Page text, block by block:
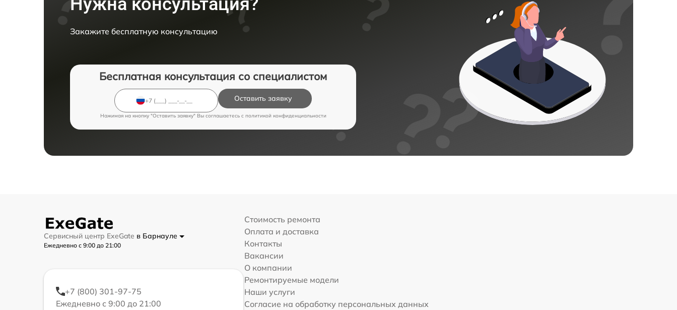
Закажите бесплатную консультацию
Бесплатная консультация со специалистом
Оставить заявку
Нажимая на кнопку "Оставить заявку" Вы соглашаетесь c политикой конфиденциальности
Сервисный центр ExeGate в Барнауле
Ежедневно с 9:00 до 21:00
+7 (800) 301-97-75
Ежедневно с 9:00 до 21:00
Стоимость ремонта
Оплата и доставка
Контакты
Вакансии
О компании
Ремонтируемые модели
Наши услуги
Согласие на обработку персональных данных